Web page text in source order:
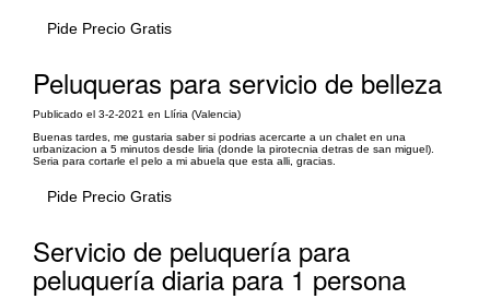
Pide Precio Gratis
Peluqueras para servicio de belleza
Publicado el 3-2-2021 en Llíria (Valencia)
Buenas tardes, me gustaria saber si podrias acercarte a un chalet en una
urbanizacion a 5 minutos desde liria (donde la pirotecnia detras de san miguel).
Seria para cortarle el pelo a mi abuela que esta alli, gracias.
Pide Precio Gratis
Servicio de peluquería para
peluquería diaria para 1 persona